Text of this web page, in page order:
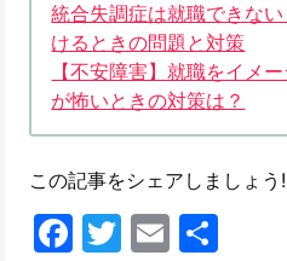
統合失調症は就職できな
けるときの問題と対策
【不安障害】就職をイメ
が怖いときの対策は？
この記事をシェアしましょう!
Facebook
Twitter
Email